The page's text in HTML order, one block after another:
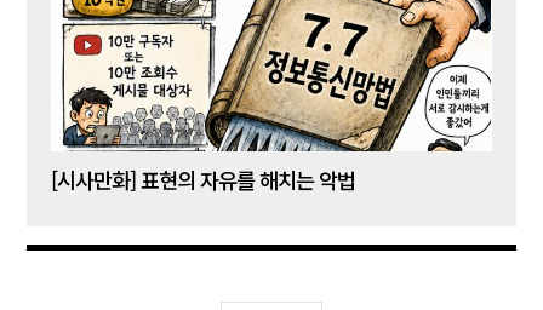
[시사만화] 표현의 자유를 해치는 악법